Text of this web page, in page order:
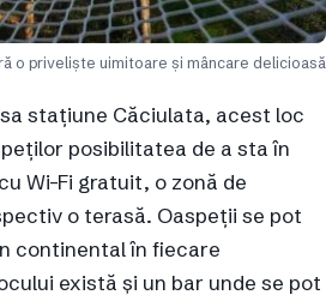
o priveliște uimitoare și mâncare delicioasă
stațiune Căciulata, acest loc
posibilitatea de a sta în
Wi-Fi gratuit, o zonă de
o terasă. Oaspeții se pot
continental în fiecare
există și un bar unde se pot